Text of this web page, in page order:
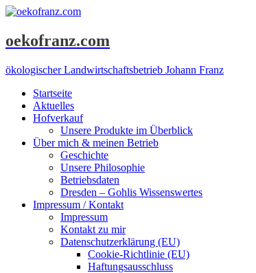
oekofranz.com
ökologischer Landwirtschaftsbetrieb Johann Franz
Startseite
Aktuelles
Hofverkauf
Unsere Produkte im Überblick
Über mich & meinen Betrieb
Geschichte
Unsere Philosophie
Betriebsdaten
Dresden – Gohlis Wissenswertes
Impressum / Kontakt
Impressum
Kontakt zu mir
Datenschutzerklärung (EU)
Cookie-Richtlinie (EU)
Haftungsausschluss